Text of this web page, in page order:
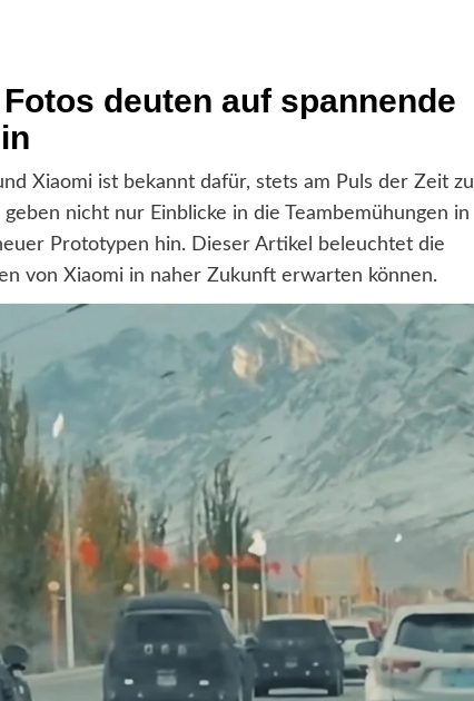
deuten auf spannende
Xiaomi ist bekannt dafür, stets am Puls der Zeit zu
nicht nur Einblicke in die Teambemühungen in
Prototypen hin. Dieser Artikel beleuchtet die
von Xiaomi in naher Zukunft erwarten können.